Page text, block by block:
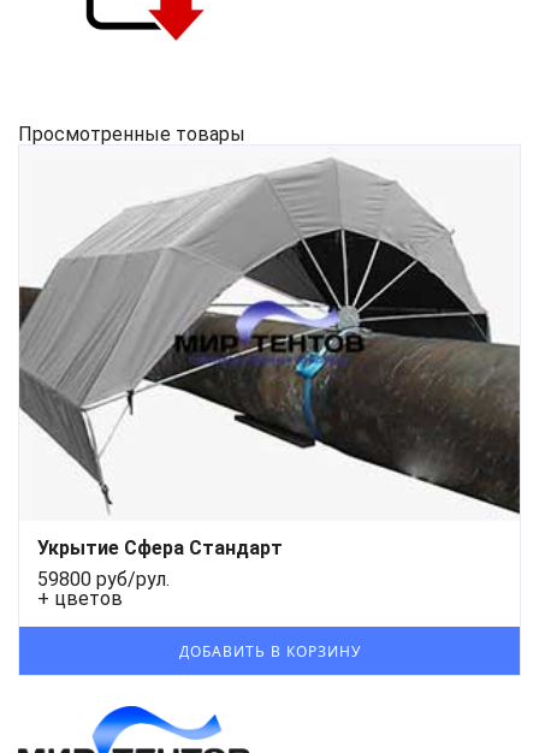
Просмотренные товары
Укрытие Сфера Стандарт
59800 руб/рул.
+ цветов